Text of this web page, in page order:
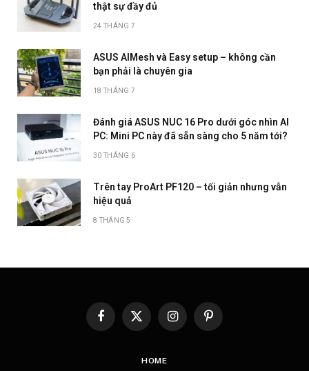
thật sự đầy đủ
24 THÁNG 7
ASUS AIMesh và Easy setup – không cần
bạn phải là chuyên gia
18 THÁNG 7
Đánh giá ASUS NUC 16 Pro dưới góc nhìn AI
PC: Mini PC này đã sẵn sàng cho 5 năm tới?
30 THÁNG 6
Trên tay ProArt PF120 – tối giản nhưng vẫn
hiệu quả
8 THÁNG 5
Facebook
X
InstagramPinterest
HOME